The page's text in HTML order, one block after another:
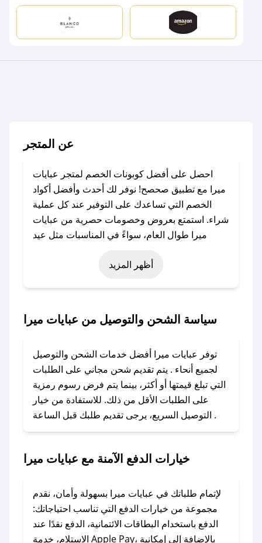
عن المتجر
احصل على أفضل كوبونات الخصم لمتجر عبايات
ميرا مع تطبيق صحصح! نوفر لك أحدث وأفضل أكواد
الخصم التي تساعدك على التوفير عند كل عملية
شراء. استمتع بعروض وخصومات حصرية من عبايات
ميرا طوال العام، سواءً في المناسبات مثل عيد
الفطر، عيد الأضحى، الجمعة البيضاء (شهر نوفمبر)،
رمضان، اليوم الوطني، يوم التأسيس، أو حتى عروض
باستخدام تطبيق صحصح، يمكنك العثور بسهولة على
تواصل معنا عبر تويتر أو البريد الإلكتروني لإضافته
بسرعة.
### كيفية استخدام كود خصم عبايات ميرا؟
1. انسخ كود الخصم من تطبيق صحصح.
2. الصقه في خانة الدفع عند التسوق من عبايات
لا تقلق! يمكنك التواصل مع فريق دعم صحصح عبر
الرسائل الخاصة على تويتر أو البريد الإلكتروني،
وسنقوم بحل المشكلة في أسرع وقت ممكن.
أظهر المزيد
سياسة الشحن والتوصيل من عبايات ميرا
توفر عبايات ميرا أفضل خدمات الشحن والتوصيل
لجميع أنحاء . يتم تقديم شحن مجاني على الطلبات
التي تبلغ قيمتها أو أكثر، بينما يتم فرض رسوم رمزية
على الطلبات الأقل من ذلك. للاستفادة من خيار
التوصيل السريع، يرجى تقديم طلبك قبل الساعة .
خيارات الدفع الآمنة مع عبايات ميرا
لإتمام طلباتك في عبايات ميرا بسهولة وأمان، نقدم
مجموعة من خيارات الدفع التي تناسب احتياجاتك:
الدفع باستخدام البطاقات الائتمانية، الدفع نقدًا عند
الاستلام، خدمة Apple Pay، بالإضافة إلى إمكانية